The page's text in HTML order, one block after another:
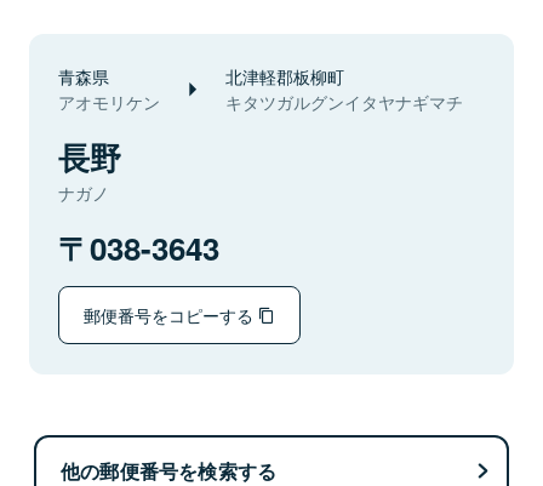
青森県
アオモリケン
北津軽郡板柳町
キタツガルグンイタヤナギマチ
長野
ナガノ
038-3643
郵便番号をコピーする
他の郵便番号を検索する